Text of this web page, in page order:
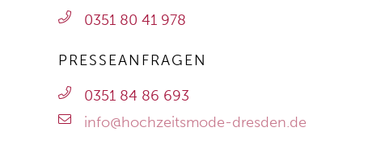
0351 80 41 978
PRESSEANFRAGEN
0351 84 86 693
info@hochzeitsmode-dresden.de